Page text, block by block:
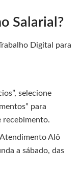
Salarial?
Digital para
selecione
para
recebimento.
Alô
a sábado, das